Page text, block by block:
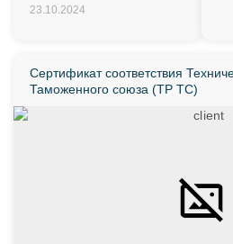
23.10.2024
Сертификат соответствия
Таможенного союза (ТР ТС)